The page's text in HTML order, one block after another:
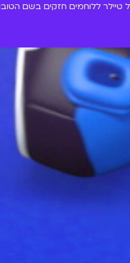
ללוחמים חזקים בשם